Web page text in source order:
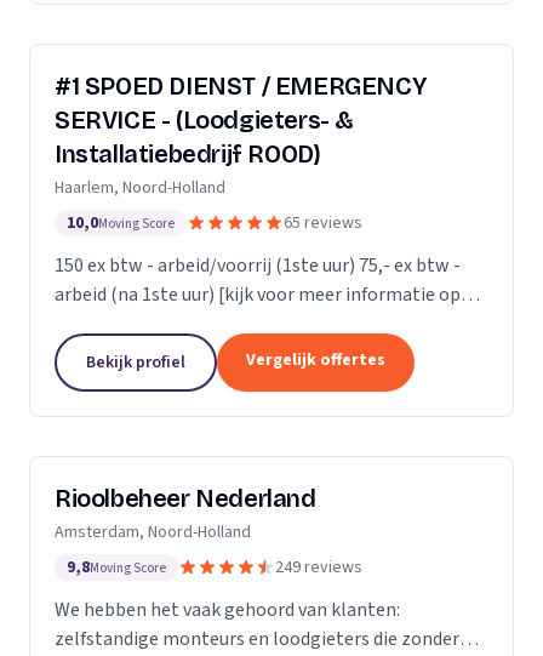
#1 SPOED DIENST / EMERGENCY
SERVICE - (Loodgieters- &
Installatiebedrijf ROOD)
Haarlem, Noord-Holland
10,0Moving Score 65 reviews
150 ex btw - arbeid/voorrij (1ste uur) 75,- ex btw -
arbeid (na 1ste uur) [kijk voor meer informatie op
Bekijk profiel Vergelijk offertes
Rioolbeheer Nederland
Amsterdam, Noord-Holland
9,8Moving Score 249 reviews
We hebben het vaak gehoord van klanten:
zelfstandige monteurs en loodgieters die zonder